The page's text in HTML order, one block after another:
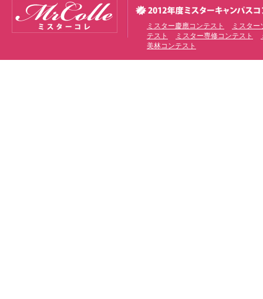
ミスター慶應コンテスト
ミスタ
テスト
ミスター専修コンテスト
美林コンテスト